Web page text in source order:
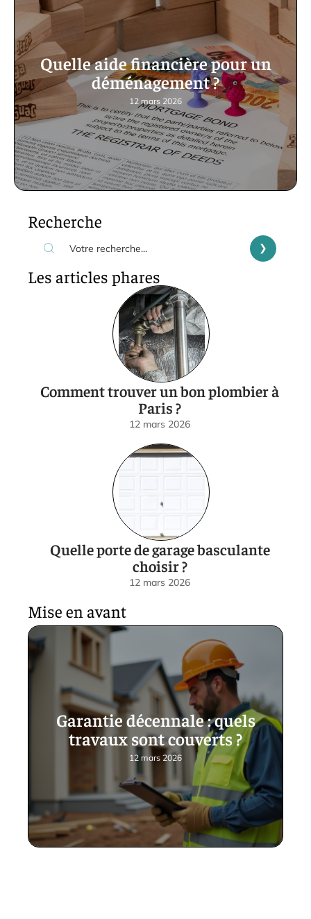
Quelle aide financière pour un
déménagement ?
12 mars 2026
Recherche
Les articles phares
Comment trouver un bon plombier à
Paris ?
12 mars 2026
Quelle porte de garage basculante
choisir ?
12 mars 2026
Mise en avant
Garantie décennale : quels
travaux sont couverts ?
12 mars 2026